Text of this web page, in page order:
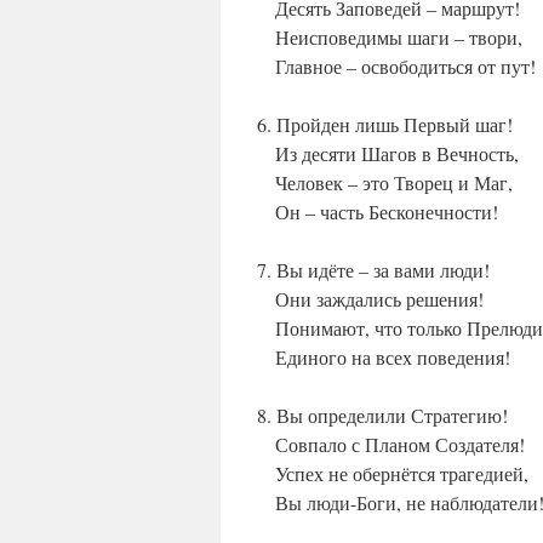
Десять Заповедей – маршрут!
Неисповедимы шаги – твори,
Главное – освободиться от пут!
6. Пройден лишь Первый шаг!
Из десяти Шагов в Вечность,
Человек – это Творец и Маг,
Он – часть Бесконечности!
7. Вы идёте – за вами люди!
Они заждались решения!
Понимают, что только
Единого на всех поведения!
8. Вы определили Стратегию!
Совпало с Планом Создателя!
Успех не обернётся трагедией,
Вы люди-Боги, не наблюдатели!